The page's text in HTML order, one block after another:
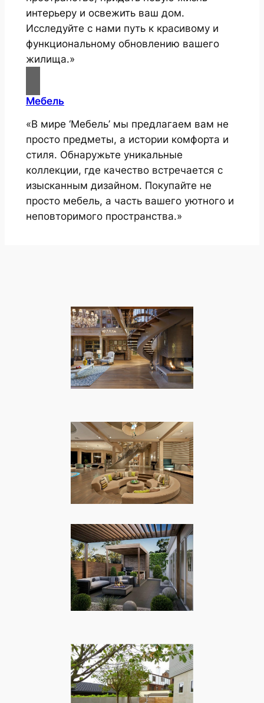
интерьеру и освежить ваш дом.
Исследуйте с нами путь к красивому и
функциональному обновлению вашего
жилища.»
Мебель
«В мире ‘Мебель’ мы предлагаем вам не
просто предметы, а истории комфорта и
стиля. Обнаружьте уникальные
коллекции, где качество встречается с
изысканным дизайном. Покупайте не
просто мебель, а часть вашего уютного и
неповторимого пространства.»